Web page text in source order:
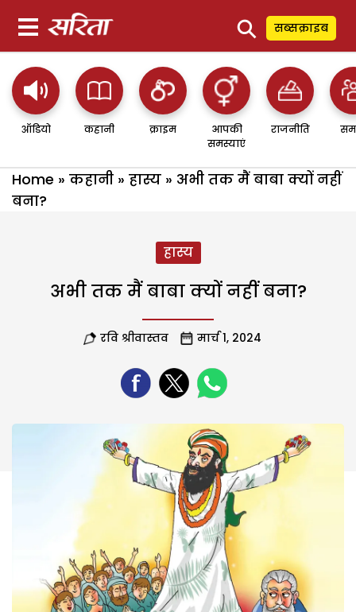
⚲ सब्सक्राइब
ऑडियो कहानी क्राइम
आपकी
समस्याएं
राजनीति
Home » कहानी » हास्य » अभी तक मैं बाबा क्यों नहीं
बना?
हास्य
अभी तक मैं बाबा क्यों नहीं बना?
रवि श्रीवास्तव मार्च 1, 2024